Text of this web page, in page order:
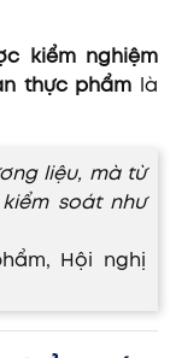
kiểm nghiệm
thực phẩm là
liệu, mà từ
soát như
Hội nghị